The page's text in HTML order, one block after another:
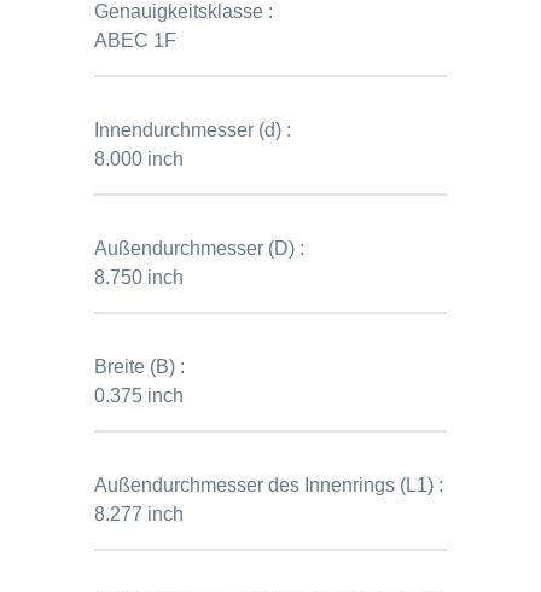
Genauigkeitsklasse :
ABEC 1F
Innendurchmesser (d) :
8.000 inch
Außendurchmesser (D) :
8.750 inch
Breite (B) :
0.375 inch
Außendurchmesser des Innenrings (L1) :
8.277 inch